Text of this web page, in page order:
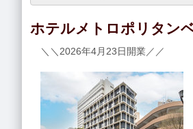
ホテルメトロポリタン
＼＼2026年4月23日開業／／